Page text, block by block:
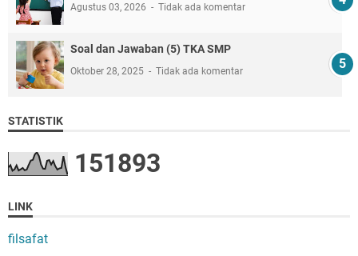
Agustus 03, 2026 Tidak ada komentar
Soal dan Jawaban (5) TKA SMP
Oktober 28, 2025 Tidak ada komentar
STATISTIK
151893
LINK
filsafat